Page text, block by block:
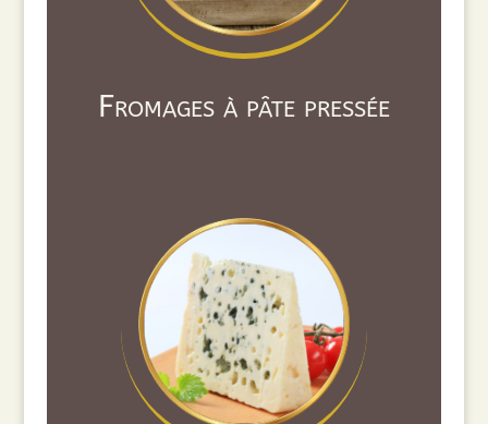
Fromages à pâte pressée